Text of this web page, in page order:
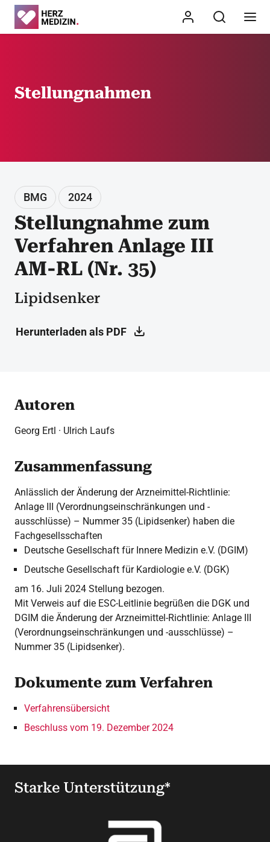
Stellungnahmen
BMG 2024
Stellungnahme zum
Verfahren Anlage III
AM-RL (Nr. 35)
Lipidsenker
Herunterladen als PDF
Autoren
Georg Ertl · Ulrich Laufs
Zusammenfassung
Anlässlich der Änderung der Arzneimittel-Richtlinie:
Anlage III (Verordnungseinschränkungen und -
ausschlüsse) – Nummer 35 (Lipidsenker) haben die
Fachgesellsschaften
Deutsche Gesellschaft für Innere Medizin e.V. (DGIM)
Deutsche Gesellschaft für Kardiologie e.V. (DGK)
am 16. Juli 2024 Stellung bezogen.
Mit Verweis auf die ESC-Leitlinie begrüßen die DGK und
DGIM die Änderung der Arzneimittel-Richtlinie: Anlage III
(Verordnungseinschränkungen und -ausschlüsse) –
Nummer 35 (Lipidsenker).
Dokumente zum Verfahren
Verfahrensübersicht
Beschluss vom 19. Dezember 2024
Starke Unterstützung*